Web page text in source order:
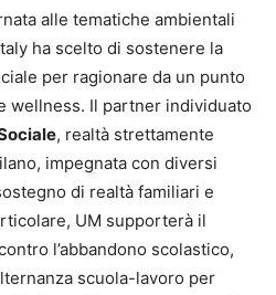
alle tematiche ambientali
ha scelto di sostenere la
per ragionare da un punto
wellness. Il partner individuato
, realtà strettamente
impegnata con diversi
di realtà familiari e
UM supporterà il
l’abbandono scolastico,
scuola-lavoro per